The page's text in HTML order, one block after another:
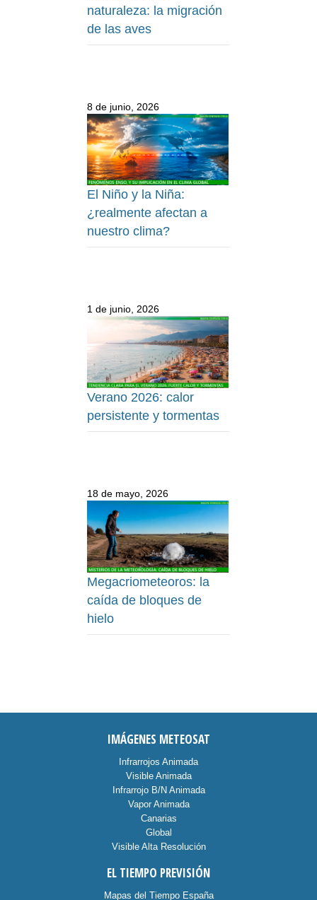
naturaleza: la migración
de las aves
8 de junio, 2026
El Niño y la Niña:
¿realmente afectan a
nuestro clima?
1 de junio, 2026
Verano 2026: calor
persistente y tormentas
18 de mayo, 2026
Megacriometeoros: la
caída de bloques de
hielo
IMÁGENES METEOSAT
Infrarrojos Animada
Visible Animada
Infrarrojo B/N Animada
Vapor Animada
Canarias
Global
Visible Alta Resolución
EL TIEMPO PREVISIÓN
Mapas del Tiempo España